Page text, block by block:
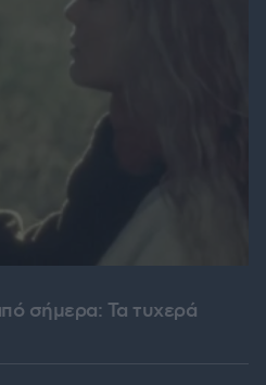
σήμερα: Τα τυχερά